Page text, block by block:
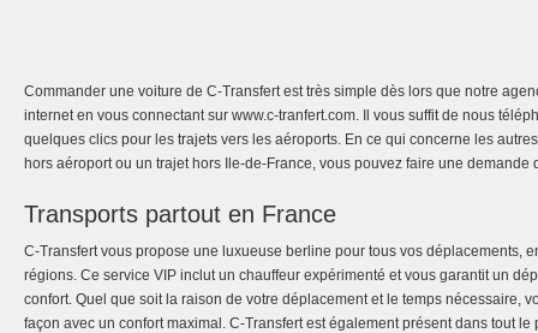
Commander une voiture de C-Transfert est très simple dès lors que notre
internet en vous connectant sur www.c-tranfert.com. Il vous suffit de nous
quelques clics pour les trajets vers les aéroports. En ce qui concerne les
hors aéroport ou un trajet hors Ile-de-France, vous pouvez faire une demande
Transports partout en France
C-Transfert vous propose une luxueuse berline pour tous vos déplacements,
régions. Ce service VIP inclut un chauffeur expérimenté et vous garantit un
confort. Quel que soit la raison de votre déplacement et le temps nécessaire,
façon avec un confort maximal. C-Transfert est également présent dans tout le